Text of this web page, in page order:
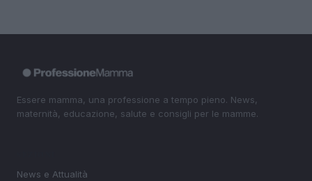
Essere mamma, una professione a tempo pieno. News,
maternità, educazione, salute e consigli per le mamme.
News e Attualità